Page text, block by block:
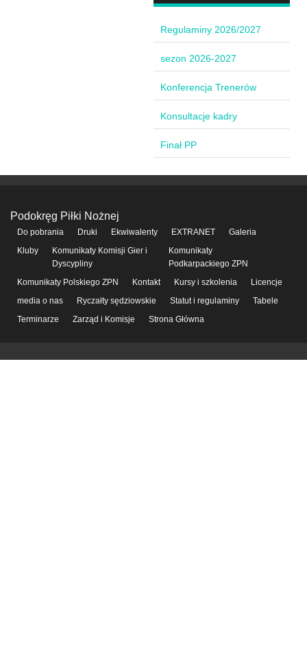
Regulaminy 2026/2027
sezon 2026-2027
Konferencja Trenerów
Konsultacje kadry
Finał PP
Podokręg Piłki Nożnej
Do pobrania Druki Ekwiwalenty EXTRANET
Galeria
Kluby
Komunikaty Komisji Gier i
Dyscypliny
Komunikaty
Podkarpackiego ZPN
Komunikaty Polskiego ZPN
Kontakt Kursy i szkolenia
Licencje
media o nas
Ryczałty sędziowskie Statut i regulaminy
Tabele
Terminarze
Zarząd i Komisje Strona Główna